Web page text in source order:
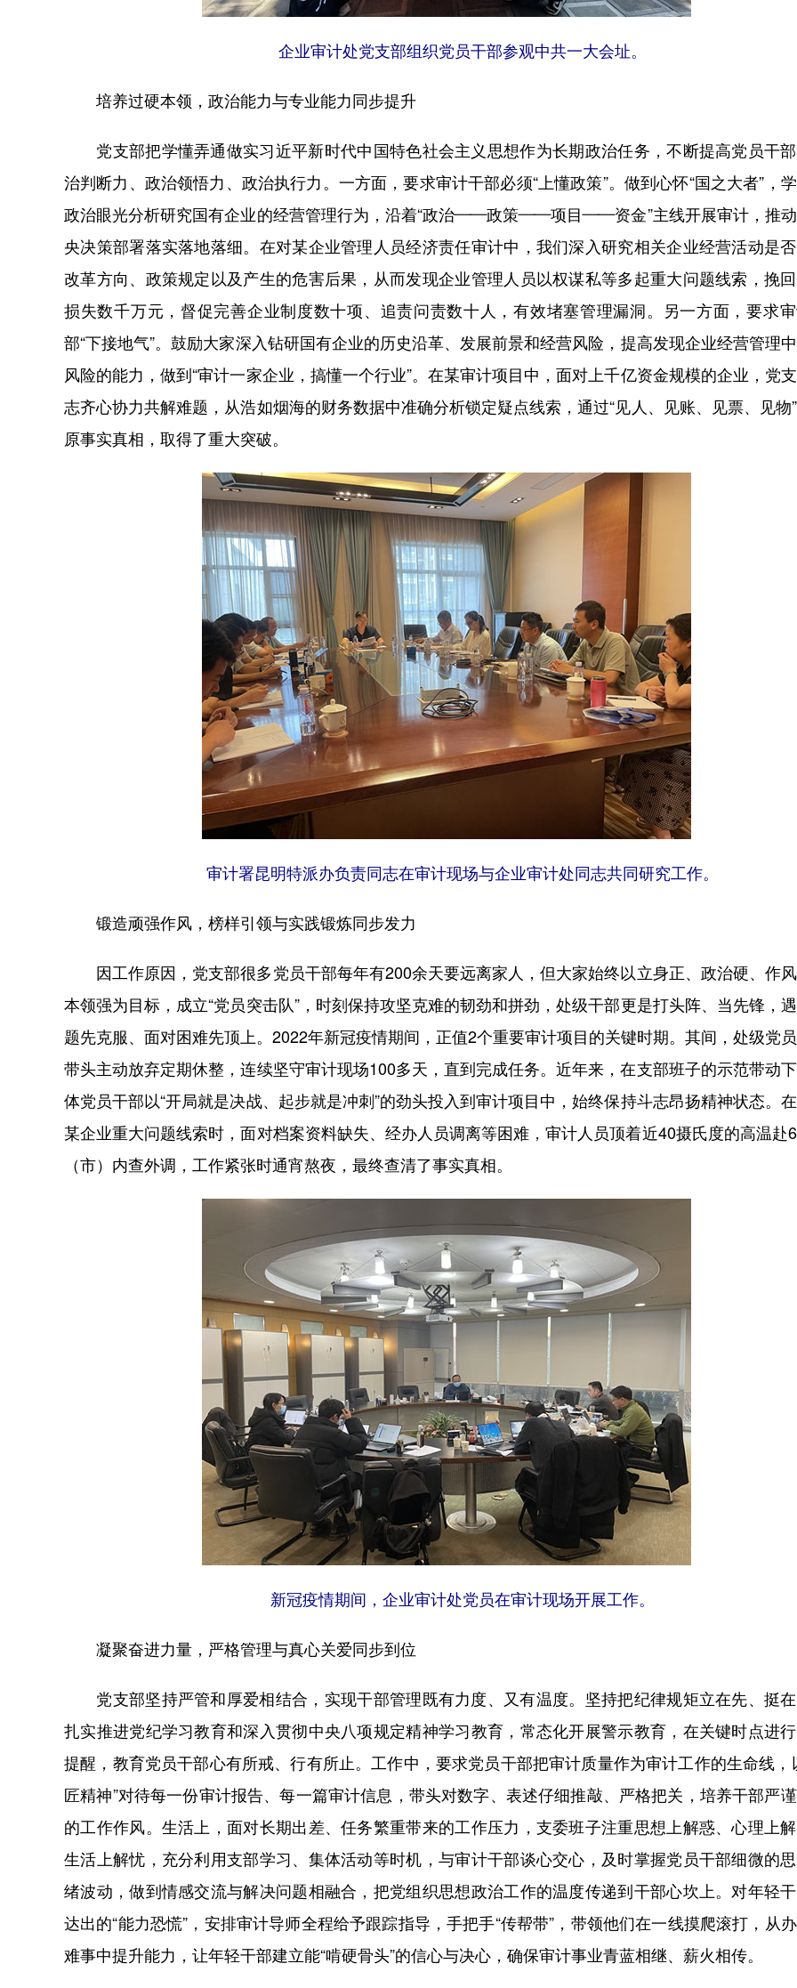
企业审计处党支部组织党员干部参观中共一大会址。
培养过硬本领，政治能力与专业能力同步提升
党支部把学懂弄通做实习近平新时代中国特色社会主义思想作为长期政治任务，不断提高党员干
治判断力、政治领悟力、政治执行力。一方面，要求审计干部必须“上懂政策”。做到心怀“国之大者”，
政治眼光分析研究国有企业的经营管理行为，沿着“政治——政策——项目——资金”主线开展审计，推
央决策部署落实落地落细。在对某企业管理人员经济责任审计中，我们深入研究相关企业经营活动是
改革方向、政策规定以及产生的危害后果，从而发现企业管理人员以权谋私等多起重大问题线索，挽
损失数千万元，督促完善企业制度数十项、追责问责数十人，有效堵塞管理漏洞。另一方面，要求
部“下接地气”。鼓励大家深入钻研国有企业的历史沿革、发展前景和经营风险，提高发现企业经营管理
风险的能力，做到“审计一家企业，搞懂一个行业”。在某审计项目中，面对上千亿资金规模的企业，党
志齐心协力共解难题，从浩如烟海的财务数据中准确分析锁定疑点线索，通过“见人、见账、见票、见物
原事实真相，取得了重大突破。
审计署昆明特派办负责同志在审计现场与企业审计处同志共同研究工作。
锻造顽强作风，榜样引领与实践锻炼同步发力
因工作原因，党支部很多党员干部每年有200余天要远离家人，但大家始终以立身正、政治硬、作
本领强为目标，成立“党员突击队”，时刻保持攻坚克难的韧劲和拼劲，处级干部更是打头阵、当先锋，
题先克服、面对困难先顶上。2022年新冠疫情期间，正值2个重要审计项目的关键时期。其间，处级党
带头主动放弃定期休整，连续坚守审计现场100多天，直到完成任务。近年来，在支部班子的示范带动
体党员干部以“开局就是决战、起步就是冲刺”的劲头投入到审计项目中，始终保持斗志昂扬精神状态。
某企业重大问题线索时，面对档案资料缺失、经办人员调离等困难，审计人员顶着近40摄氏度的高温赴
（市）内查外调，工作紧张时通宵熬夜，最终查清了事实真相。
新冠疫情期间，企业审计处党员在审计现场开展工作。
凝聚奋进力量，严格管理与真心关爱同步到位
党支部坚持严管和厚爱相结合，实现干部管理既有力度、又有温度。坚持把纪律规矩立在先、挺
扎实推进党纪学习教育和深入贯彻中央八项规定精神学习教育，常态化开展警示教育，在关键时点进
提醒，教育党员干部心有所戒、行有所止。工作中，要求党员干部把审计质量作为审计工作的生命线，
匠精神”对待每一份审计报告、每一篇审计信息，带头对数字、表述仔细推敲、严格把关，培养干部严
的工作作风。生活上，面对长期出差、任务繁重带来的工作压力，支委班子注重思想上解惑、心理上
生活上解忧，充分利用支部学习、集体活动等时机，与审计干部谈心交心，及时掌握党员干部细微的
绪波动，做到情感交流与解决问题相融合，把党组织思想政治工作的温度传递到干部心坎上。对年轻
达出的“能力恐慌”，安排审计导师全程给予跟踪指导，手把手“传帮带”，带领他们在一线摸爬滚打，从
难事中提升能力，让年轻干部建立能“啃硬骨头”的信心与决心，确保审计事业青蓝相继、薪火相传。